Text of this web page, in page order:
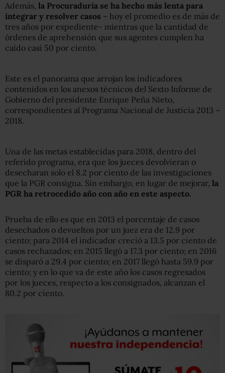
Además, la Procuraduría se ha hecho más lenta para
integrar y resolver casos – hoy el promedio es de más de
tres años por expediente- mientras que la cantidad de
órdenes de aprehensión que sus agentes cumplen ha
caído casi 50 por ciento.
Este es el panorama que arrojan los indicadores
contenidos en los anexos técnicos del Sexto Informe de
Gobierno del presidente Enrique Peña Nieto,
correspondientes al Programa Nacional de Justicia 2013 –
2018.
Una de las metas establecidas para 2018, dentro del
referido programa, era que los jueces devolvieran o
desecharan solo el 8.2 por ciento de las investigaciones
que la PGR consigna. Sin embargo, en lugar de mejorar, la
PGR ha retrocedido año con año en este aspecto.
Prueba de ello es que en 2013 el porcentaje de casos
desechados o devueltos por un juez era de 12.9 por
ciento; para 2014 el indicador creció a 13.5 por ciento de
casos rechazados; en 2015 llegó a 17.3 por ciento; en 2016
se disparó a 29.4 por ciento; en 2017 llegó hasta 59.9 por
ciento; y en lo que va de este año los casos regresados
por los jueces, respecto a los consignados, alcanzan el
80.2 por ciento.